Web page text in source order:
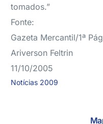
tomados.”
Fonte:
Gazeta Mercantil/1ª
Ariverson Feltrin
11/10/2005
Notícias 2009